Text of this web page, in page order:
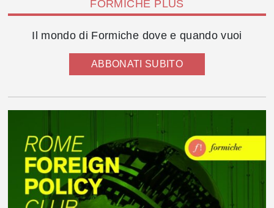
FORMICHE PLUS
Il mondo di Formiche dove e quando vuoi
ABBONATI SUBITO